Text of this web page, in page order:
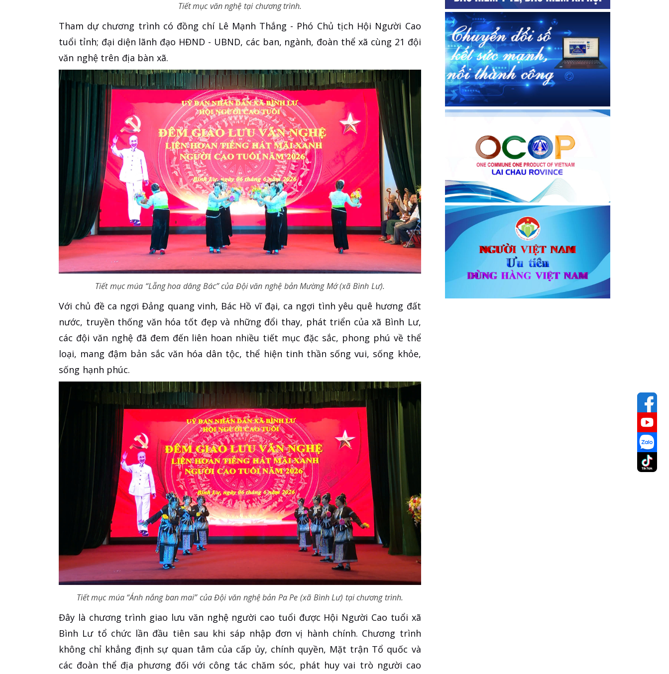
Tiết mục văn nghệ tại chương trình.
Tham dự chương trình có đồng chí Lê Mạnh Thắng - Phó Chủ tịch Hội Người Cao
tuổi tỉnh; đại diện lãnh đạo HĐND - UBND, các ban, ngành, đoàn thể xã cùng 21 đội
văn nghệ trên địa bàn xã.
Tiết mục múa “Lẵng hoa dâng Bác” của Đội văn nghệ bản Mường Mớ (xã Bình Lư).
Với chủ đề ca ngợi Đảng quang vinh, Bác Hồ vĩ đại, ca ngợi tình yêu quê hương đất
nước, truyền thống văn hóa tốt đẹp và những đổi thay, phát triển của xã Bình Lư,
các đội văn nghệ đã đem đến liên hoan nhiều tiết mục đặc sắc, phong phú về thể
loại, mang đậm bản sắc văn hóa dân tộc, thể hiện tinh thần sống vui, sống khỏe,
sống hạnh phúc.
Tiết mục múa “Ánh nắng ban mai” của Đội văn nghệ bản Pa Pe (xã Bình Lư) tại chương trình.
Đây là chương trình giao lưu văn nghệ người cao tuổi được Hội Người Cao tuổi xã
Bình Lư tổ chức lần đầu tiên sau khi sáp nhập đơn vị hành chính. Chương trình
không chỉ khẳng định sự quan tâm của cấp ủy, chính quyền, Mặt trận Tổ quốc và
các đoàn thể địa phương đối với công tác chăm sóc, phát huy vai trò người cao